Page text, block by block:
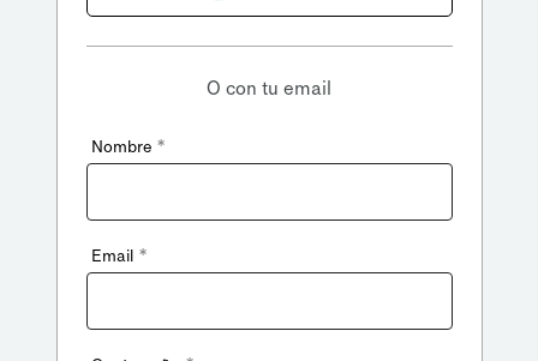
O con tu email
Nombre *
Email *